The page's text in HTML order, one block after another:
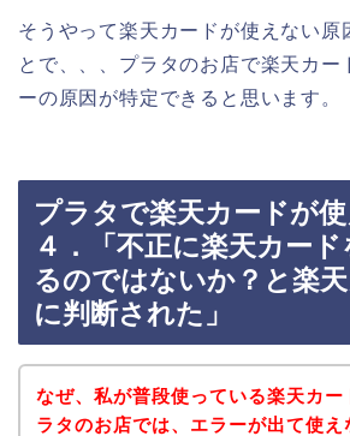
そうやって楽天カードが使えない原
とで、、、プラタのお店で楽天カー
ーの原因が特定できると思います。
プラタで楽天カードが
４．「不正に楽天カー
るのではないか？と楽
に判断された」
なぜ、私が普段使っている楽天カー
ラタのお店では、エラーが出て使え